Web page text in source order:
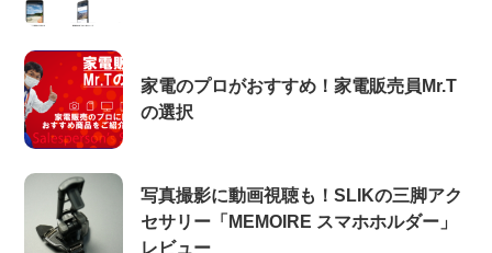
家電のプロがおすすめ！家電販売員Mr.T
の選択
写真撮影に動画視聴も！SLIKの三脚アク
セサリー「MEMOIRE スマホホルダー」
レビュー